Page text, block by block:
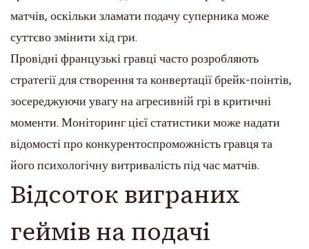
матчів, оскільки зламати подачу суперника може
суттєво змінити хід гри.
Провідні французькі гравці часто розробляють
стратегії для створення та конвертації брейк-поінтів,
зосереджуючи увагу на агресивній грі в критичні
моменти. Моніторинг цієї статистики може надати
відомості про конкурентоспроможність гравця та
його психологічну витривалість під час матчів.
Відсоток виграних
геймів на подачі